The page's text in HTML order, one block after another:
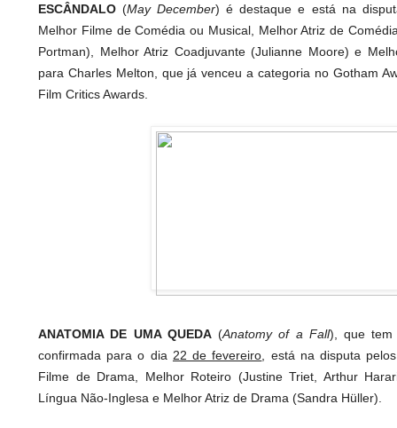
ESCÂNDALO(May December) é destaque e está na
Melhor Filme de Comédia ou Musical, Melhor Atriz de
Portman), Melhor Atriz Coadjuvante (Julianne Moore) e
para Charles Melton, que já venceu a categoria no Gotham
Film Critics Awards.
ANATOMIA DE UMA QUEDA (Anatomy of a Fall), que tem
confirmada para o dia 22 de fevereiro , está na disputa
Filme de Drama, Melhor Roteiro (Justine Triet, Arthur
Língua Não-Inglesa e Melhor Atriz de Drama (Sandra Hüller).